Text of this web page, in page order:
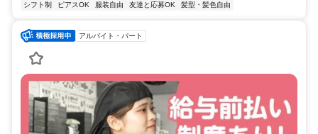
シフト制
ピアスOK 服装自由 友達と応募OK 髪型・髪色自由
アルバイト・パート